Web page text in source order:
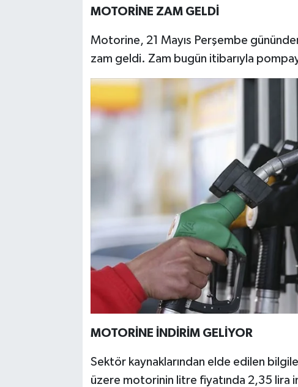
MOTORİNE ZAM GELDİ
Motorine, 21 Mayıs Perşembe
zam geldi. Zam bugün itibarıyla
MOTORİNE İNDİRİM GELİYOR
Sektör kaynaklarından elde edilen
üzere motorinin litre fiyatında 2,35